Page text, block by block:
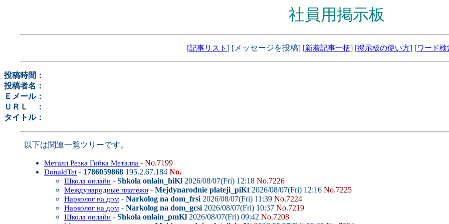
社員用掲示板
[記事リスト] [メッセージを投稿] [新着記事一括] [掲示板の使い方] [ワード検
投稿時間：
投稿者名：
Ｅメール：
ＵＲＬ ：
タイトル：
以下は関連一覧ツリーです。
Металл Резка Гибка Металла - No.7199
DonaldTet - 1786059868 195.2.67.184 No.
Школа онлайн - Shkola onlain_hiKl 2026/08/07(Fri) 12:18 No.7226
Международные платежи - Mejdynarodnie plateji_piKt 2026/08/07(Fri) 12:16 No.7225
Нарколог на дом - Narkolog na dom_frsi 2026/08/07(Fri) 11:39 No.7224
Нарколог на дом - Narkolog na dom_gcsi 2026/08/07(Fri) 10:37 No.7219
Школа онлайн - Shkola onlain_pmKl 2026/08/07(Fri) 09:42 No.7208